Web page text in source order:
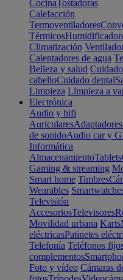
CocinaTostadoras
Calefacción
Termoventiladores
Térmicos
Climatización
Calentadores de agua
Belleza y salud
cabelloCuidado dental
Limpieza Limpieza a
Electrónica
Audio y hifi
AuricularesAdaptadores
de sonidoAudio car y
Informática
AlmacenamientoTablets
Gaming & streaming
Smart home Timbres
Wearables
Televisión
AccesoriosTelevisores
Movilidad urbana Karts
eléctricasPatinetes
Telefonía Teléfonos
complementos
Foto y vídeo Cámaras